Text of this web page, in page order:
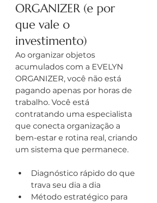
ORGANIZER (e por
que vale o
investimento)
Ao organizar objetos
acumulados com a EVELYN
ORGANIZER, você não está
pagando apenas por horas de
trabalho. Você está
contratando uma especialista
que conecta organização a
bem-estar e rotina real, criando
um sistema que permanece.
Diagnóstico rápido do que
trava seu dia a dia
Método estratégico para